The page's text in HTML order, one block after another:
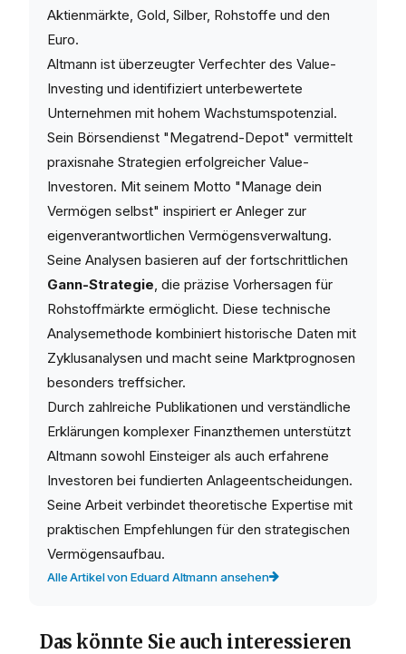
Aktienmärkte, Gold, Silber, Rohstoffe und den
Euro.
Altmann ist überzeugter Verfechter des Value-
Investing und identifiziert unterbewertete
Unternehmen mit hohem Wachstumspotenzial.
Sein Börsendienst "Megatrend-Depot" vermittelt
praxisnahe Strategien erfolgreicher Value-
Investoren. Mit seinem Motto "Manage dein
Vermögen selbst" inspiriert er Anleger zur
eigenverantwortlichen Vermögensverwaltung.
Seine Analysen basieren auf der fortschrittlichen
Gann-Strategie , die präzise Vorhersagen für
Rohstoffmärkte ermöglicht. Diese technische
Analysemethode kombiniert historische Daten mit
Zyklusanalysen und macht seine Marktprognosen
besonders treffsicher.
Durch zahlreiche Publikationen und verständliche
Erklärungen komplexer Finanzthemen unterstützt
Altmann sowohl Einsteiger als auch erfahrene
Investoren bei fundierten Anlageentscheidungen.
Seine Arbeit verbindet theoretische Expertise mit
praktischen Empfehlungen für den strategischen
Vermögensaufbau.
Alle Artikel von Eduard Altmann ansehen
Das könnte Sie auch interessieren